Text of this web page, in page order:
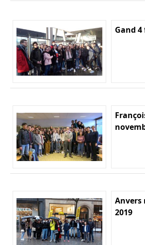
Gand 4
Anvers
2019